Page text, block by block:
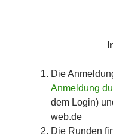
Die
Anmeldung
dem Login)
web.de
Die Runden